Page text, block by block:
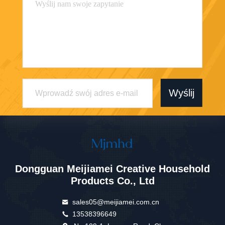
Wyślij
Dongguan Meijiamei Creative Household
Products Co., Ltd
sales05@meijiamei.com.cn
13538396649